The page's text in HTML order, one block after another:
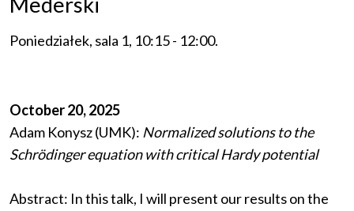
Poniedziałek, sala 1, 10:15 - 12:00.
October 20, 2025
Adam Konysz (UMK): Normalized solutions to the
Schrödinger equation with critical Hardy potential
Abstract: In this talk, I will present our results on the